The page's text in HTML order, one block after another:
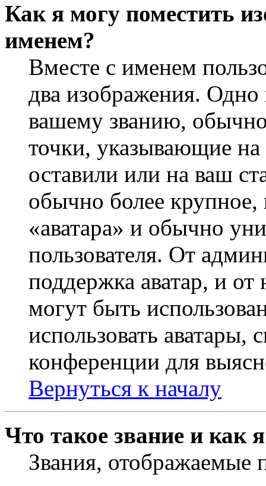
Как я могу поместить
именем?
Вместе с именем
два изображения.
вашему званию, обычно
точки, указывающие
оставили или на ваш
обычно более крупное,
«аватара» и обычно
пользователя. От
поддержка аватар, и от
могут быть
использовать аватары,
конференции для
Вернуться к началу
Что такое звание и как
Звания,